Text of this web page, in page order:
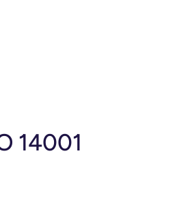
14001